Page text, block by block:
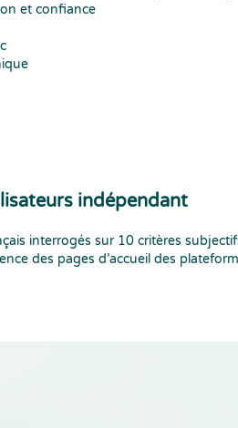
et confiance
indépendant
interrogés sur 10 critères
des pages d’accueil des